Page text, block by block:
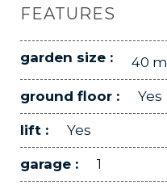
FEATURES
garden size : 40 m
ground floor : Yes
lift : Yes
garage : 1